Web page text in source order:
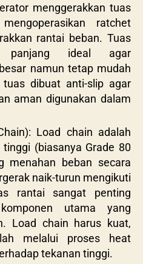
menggerakkan tuas
ratchet
rantai beban. Tuas
panjang ideal agar
namun tetap mudah
dibuat anti-slip agar
aman digunakan dalam
Load chain adalah
(biasanya Grade 80
menahan beban secara
naik-turun mengikuti
rantai sangat penting
utama yang
Load chain harus kuat,
melalui proses heat
tekanan tinggi.